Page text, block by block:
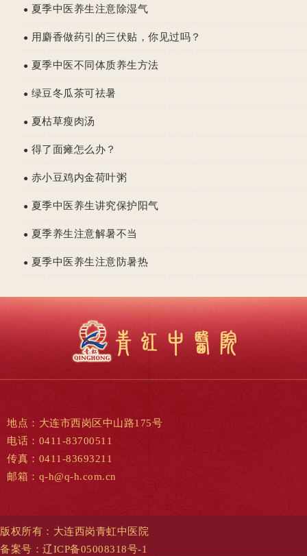
● 夏季中医养生注意除湿气
● 用麝香做药引的三伏贴，你见过吗？
● 夏季中医不同体质养生方法
● 绿豆冬瓜茶可祛暑
● 夏枯草瘦肉汤
● 得了面瘫怎么办？
● 赤小豆鸡内金荷叶粥
● 夏季中医养生讲究保护阳气
● 夏季养生注意解暑不当
● 夏季中医养生注意防暑热
地点：大连市西岗区中山路175号
电话：0411-83700511
传真：0411-83693211
邮箱：q-h@q-h.com.cn
版权所有：大连西岗青虹中医院
备案号： 辽ICP备05008318号-1